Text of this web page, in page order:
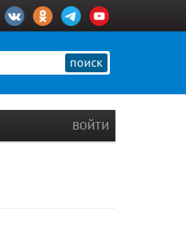
поиск
войти